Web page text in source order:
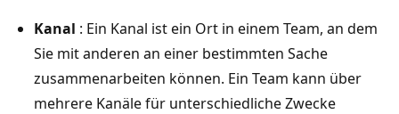
Kanal : Ein Kanal ist ein Ort in einem Team, an dem
Sie mit anderen an einer bestimmten Sache
zusammenarbeiten können. Ein Team kann über
mehrere Kanäle für unterschiedliche Zwecke